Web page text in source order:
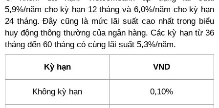
5,9%/năm cho kỳ hạn 12 tháng và 6,0%/năm cho kỳ hạn
24 tháng. Đây cũng là mức lãi suất cao nhất trong biểu
huy động thông thường của ngân hàng. Các kỳ hạn từ 36
tháng đến 60 tháng có cùng lãi suất 5,3%/năm.
Kỳ hạn VND
Không kỳ hạn 0,10%